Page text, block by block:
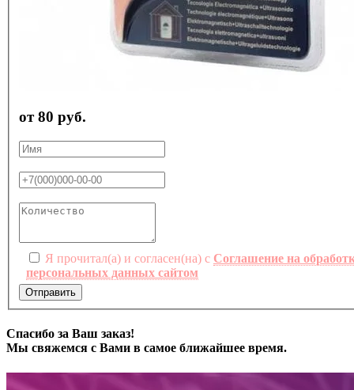
от 80 руб.
Я прочитал(а) и согласен(на) с Соглашение на
персональных данных сайтом
Отправить
Спасибо за Ваш заказ!
Мы свяжемся с Вами в самое ближайшее время.